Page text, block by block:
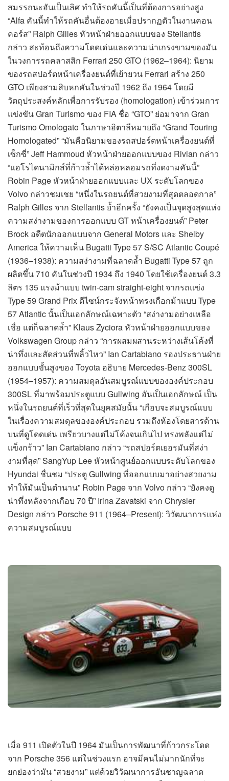
สมรรถนะอันเป็นเลิศ ทำให้รถคันนี้เป็นที่ต้องการอย่างสูง
“Alfa คันนี้ทำให้รถคันอื่นต้องอายเมื่อปรากฏตัวในงานคอน
คอร์ส” Ralph Gilles หัวหน้าฝ่ายออกแบบของ Stellantis
กล่าว สะท้อนถึงความโดดเด่นและความน่าเกรงขามของมัน
ในวงการรถคลาสสิก Ferrari 250 GTO (1962–1964): นิยาม
ของรถสปอร์ตหน้าเครื่องยนต์ที่เย้ายวน Ferrari สร้าง 250
GTO เพียงสามสิบหกคันในช่วงปี 1962 ถึง 1964 โดยมี
วัตถุประสงค์หลักเพื่อการรับรอง (homologation) เข้าร่วมการ
แข่งขัน Gran Turismo ของ FIA ชื่อ “GTO” ย่อมาจาก Gran
Turismo Omologato ในภาษาอิตาลีหมายถึง “Grand Touring
Homologated” “มันคือนิยามของรถสปอร์ตหน้าเครื่องยนต์ที่
เซ็กซี่” Jeff Hammoud หัวหน้าฝ่ายออกแบบของ Rivian กล่าว
“แอโรไดนามิกส์ที่ก้าวล้ำได้หล่อหลอมรถที่งดงามคันนี้”
Robin Page หัวหน้าฝ่ายออกแบบและ UX ระดับโลกของ
Volvo กล่าวชมเชย “หนึ่งในรถยนต์ที่สวยงามที่สุดตลอดกาล”
Ralph Gilles จาก Stellantis ย้ำอีกครั้ง “ยังคงเป็นจุดสูงสุดแห่ง
ความสง่างามของการออกแบบ GT หน้าเครื่องยนต์” Peter
Brock อดีตนักออกแบบจาก General Motors และ Shelby
America ให้ความเห็น Bugatti Type 57 S/SC Atlantic Coupé
(1936–1938): ความสง่างามที่ฉลาดล้ำ Bugatti Type 57 ถูก
ผลิตขึ้น 710 คันในช่วงปี 1934 ถึง 1940 โดยใช้เครื่องยนต์ 3.3
ลิตร 135 แรงม้าแบบ twin-cam straight-eight จากรถแข่ง
Type 59 Grand Prix ดีไซน์กระจังหน้าทรงเกือกม้าแบบ Type
57 Atlantic นั้นเป็นเอกลักษณ์เฉพาะตัว “สง่างามอย่างเหลือ
เชื่อ แต่ก็ฉลาดล้ำ” Klaus Zyciora หัวหน้าฝ่ายออกแบบของ
Volkswagen Group กล่าว “การผสมผสานระหว่างเส้นโค้งที่
น่าทึ่งและสัดส่วนที่พลิ้วไหว” Ian Cartabiano รองประธานฝ่าย
ออกแบบขั้นสูงของ Toyota อธิบาย Mercedes-Benz 300SL
(1954–1957): ความสมดุลอันสมบูรณ์แบบขององค์ประกอบ
300SL ที่มาพร้อมประตูแบบ Gullwing อันเป็นเอกลักษณ์ เป็น
หนึ่งในรถยนต์ที่เร็วที่สุดในยุคสมัยนั้น “เกือบจะสมบูรณ์แบบ
ในเรื่องความสมดุลขององค์ประกอบ รวมถึงห้องโดยสารด้าน
บนที่ดูโดดเด่น เพรียวบางแต่ไม่โค้งจนเกินไป ทรงพลังแต่ไม่
แข็งกร้าว” Ian Cartabiano กล่าว “รถสปอร์ตเยอรมันที่สง่า
งามที่สุด” SangYup Lee หัวหน้าศูนย์ออกแบบระดับโลกของ
Hyundai ชื่นชม “ประตู Gullwing ที่ออกแบบมาอย่างสวยงาม
ทำให้มันเป็นตำนาน” Robin Page จาก Volvo กล่าว “ยังคงดู
น่าทึ่งหลังจากเกือบ 70 ปี” Irina Zavatski จาก Chrysler
Design กล่าว Porsche 911 (1964–Present): วิวัฒนาการแห่ง
ความสมบูรณ์แบบ
เมื่อ 911 เปิดตัวในปี 1964 มันเป็นการพัฒนาที่ก้าวกระโดด
จาก Porsche 356 แต่ในช่วงแรก อาจมีคนไม่มากนักที่จะ
ยกย่องว่ามัน “สวยงาม” แต่ด้วยวิวัฒนาการอันชาญฉลาด